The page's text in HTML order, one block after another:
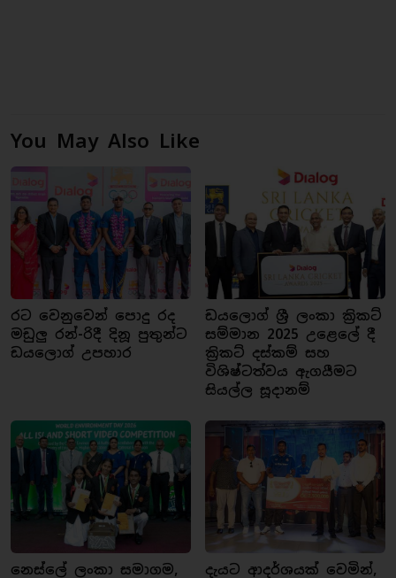
You May Also Like
රට වෙනුවෙන් පොදු රද
මඩුලු රන්-රිදී දිනූ පුතුන්ට
ඩයලොග් උපහාර
ඩයලොග් ශ්‍රී ලංකා ක්‍රිකට්
සම්මාන 2025 උළෙලේ දී
ක්‍රිකට් දස්කම් සහ
විශිෂ්ටත්වය ඇගයීමට
සියල්ල සූදානම්
නෙස්ලේ ලංකා සමාගම,
දැයට ආදර්ශයක් වෙමින්,